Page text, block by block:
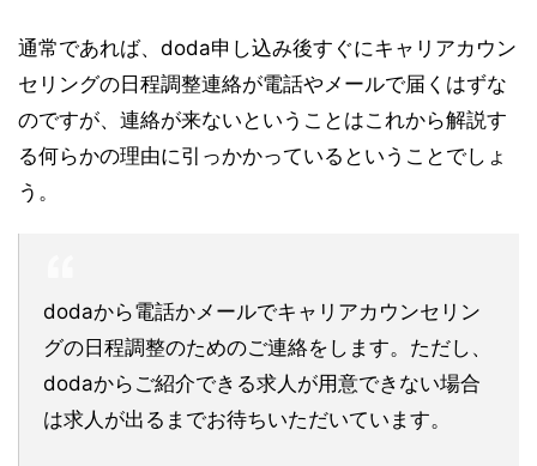
通常であれば、doda申し込み後すぐにキャリアカウン
セリングの日程調整連絡が電話やメールで届くはずな
のですが、連絡が来ないということはこれから解説す
る何らかの理由に引っかかっているということでしょ
う。
dodaから電話かメールでキャリアカウンセリン
グの日程調整のためのご連絡をします。ただし、
dodaからご紹介できる求人が用意できない場合
は求人が出るまでお待ちいただいています。